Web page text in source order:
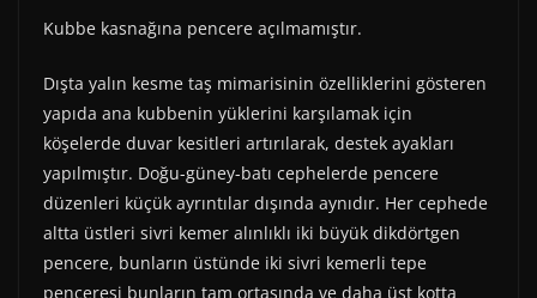
Kubbe kasnağına pencere açılmamıştır.
Dışta yalın kesme taş mimarisinin özelliklerini gösteren
yapıda ana kubbenin yüklerini karşılamak için
köşelerde duvar kesitleri artırılarak, destek ayakları
yapılmıştır. Doğu-güney-batı cephelerde pencere
düzenleri küçük ayrıntılar dışında aynıdır. Her cephede
altta üstleri sivri kemer alınlıklı iki büyük dikdörtgen
pencere, bunların üstünde iki sivri kemerli tepe
penceresi bunların tam ortasında ve daha üst kotta